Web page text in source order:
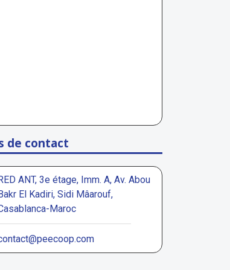
de contact
RED ANT, 3e étage, Imm. A, Av. Abou
Bakr El Kadiri, Sidi Mâarouf,
Maroc